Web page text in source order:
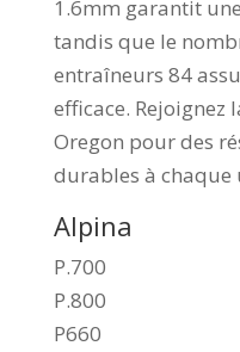
1.6mm garantit
tandis que le
entraîneurs 84
efficace.
Oregon pour des
durables à
Alpina
P.700
P.800
P660